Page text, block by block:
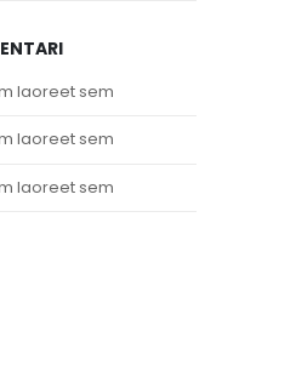
laoreet sem
laoreet sem
laoreet sem